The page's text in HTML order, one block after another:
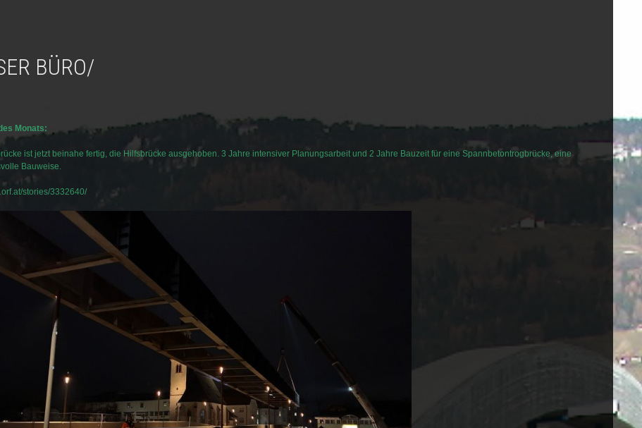
BÜRO/
Monats:
ist jetzt beinahe fertig, die Hilfsbrücke ausgehoben. 3 Jahre intensiver Planungsarbeit und 2 Jahre Bauzeit für eine Spannbetontrogbrücke, eine
Bauweise.
stories/3332640/